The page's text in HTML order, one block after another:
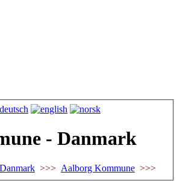
Kommune - Danmark
Danmark >>> Aalborg Kommune